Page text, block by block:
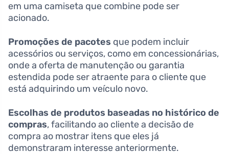
em uma camiseta que combine pode ser
acionado.
Promoções de pacotes que podem incluir
acessórios ou serviços, como em concessionárias,
onde a oferta de manutenção ou garantia
estendida pode ser atraente para o cliente que
está adquirindo um veículo novo.
Escolhas de produtos baseadas no histórico de
compras, facilitando ao cliente a decisão de
compra ao mostrar itens que eles já
demonstraram interesse anteriormente.